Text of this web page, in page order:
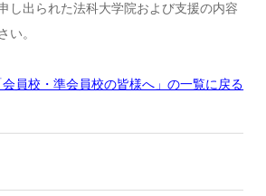
し出られた法科大学院および支援の内容
い。
会員校・準会員校の皆様へ」の一覧に戻る